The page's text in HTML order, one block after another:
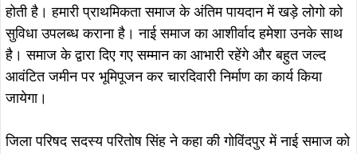
होती है। हमारी प्राथमिकता समाज के अंतिम पायदान में खड़े लोगो को
सुविधा उपलब्ध कराना है। नाई समाज का आशीर्वाद हमेशा उनके साथ
है। समाज के द्वारा दिए गए सम्मान का आभारी रहेंगे और बहुत जल्द
आवंटित जमीन पर भूमिपूजन कर चारदिवारी निर्माण का कार्य किया
जायेगा।
जिला परिषद सदस्य परितोष सिंह ने कहा की गोविंदपुर में नाई समाज को